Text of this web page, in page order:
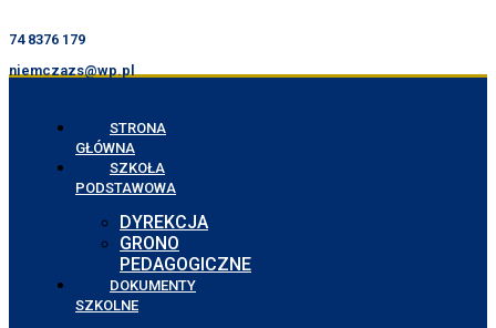
74 8376 179
niemczazs@wp.pl
STRONA
GŁÓWNA
SZKOŁA
PODSTAWOWA
DYREKCJA
GRONO
PEDAGOGICZNE
DOKUMENTY
SZKOLNE